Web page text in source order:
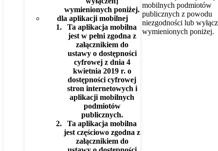
wymienionych poniżej.
dla aplikacji mobilnej
Ta aplikacja mobilna
jest w pełni zgodna z
załącznikiem do
ustawy o dostępności
cyfrowej z dnia 4
kwietnia 2019 r. o
dostępności cyfrowej
stron internetowych i
aplikacji mobilnych
podmiotów
publicznych.
Ta aplikacja mobilna
jest częściowo zgodna z
załącznikiem do
mobilnych podmiotów
publicznych z powodu
niezgodności lub
wymienionych poniżej.